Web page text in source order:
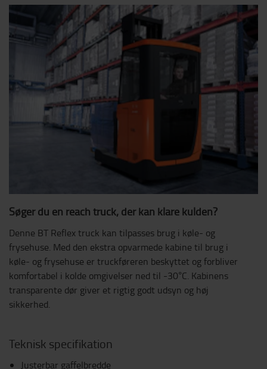
Søger du en reach truck, der kan klare kulden?
Denne BT Reflex truck kan tilpasses brug i køle- og
frysehuse. Med den ekstra opvarmede kabine til brug i
køle- og frysehuse er truckføreren beskyttet og forbliver
komfortabel i kolde omgivelser ned til -30°C. Kabinens
transparente dør giver et rigtig godt udsyn og høj
sikkerhed.
Teknisk specifikation
Justerbar gaffelbredde